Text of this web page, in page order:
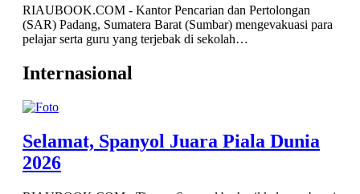
RIAUBOOK.COM - Kantor Pencarian dan Pertolongan
(SAR) Padang, Sumatera Barat (Sumbar) mengevakuasi para
pelajar serta guru yang terjebak di sekolah…
Internasional
Selamat, Spanyol Juara Piala Dunia
2026